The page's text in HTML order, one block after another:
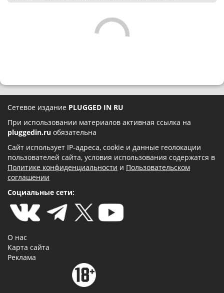
Сетевое издание PLUGGED IN RU
При использовании материалов активная ссылка на
pluggedin.ru обязательна
Сайт использует IP-адреса, cookie и данные геолокации
пользователей сайта, условия использования содержатся в
Политике конфиденциальности и Пользовательском
соглашении
Социальные сети:
О нас
Карта сайта
Реклама